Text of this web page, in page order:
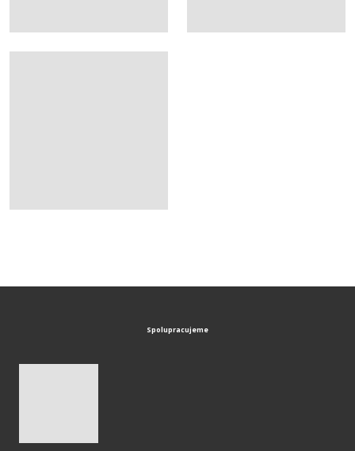
Spolupracujeme